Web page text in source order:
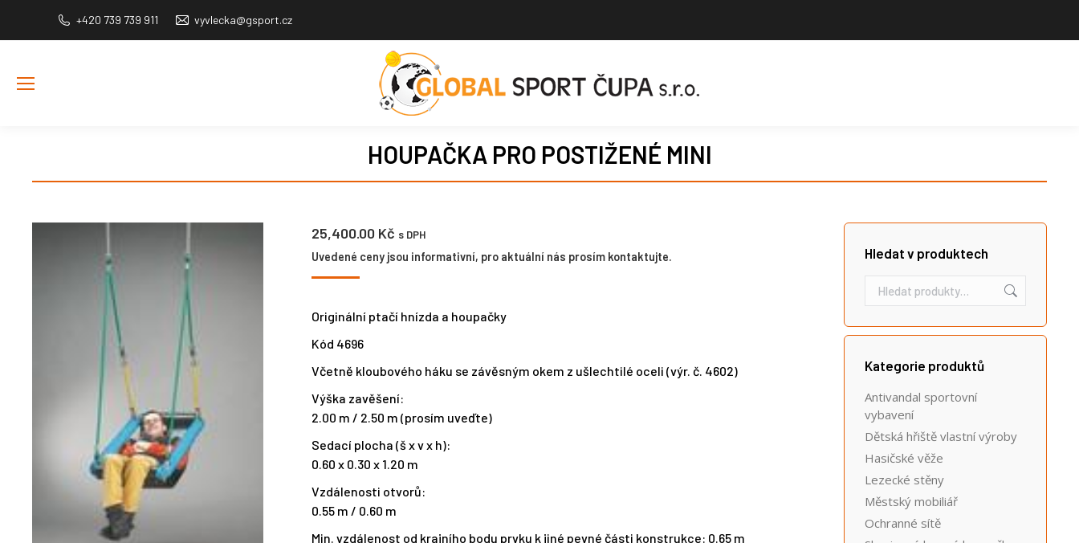
+420 739 739 911 vyvlecka@gsport.cz
HOUPAČKA PRO POSTIŽENÉ MINI
25,400.00 Kč s DPH
Uvedené ceny jsou informativní, pro aktuální nás prosím kontaktujte.
Originální ptačí hnízda a houpačky
Kód 4696
Včetně kloubového háku se závěsným okem z ušlechtilé oceli (výr. č. 4602)
Výška zavěšení:
2.00 m / 2.50 m (prosím uveďte)
Sedací plocha (š x v x h):
0.60 x 0.30 x 1.20 m
Vzdálenosti otvorů:
0.55 m / 0.60 m
Min. vzdálenost od krajního bodu prvku k jiné pevné části konstrukce: 0.65 m
Hledat v produktech
Kategorie produktů
Antivandal sportovní
vybavení
Dětská hřiště vlastní výroby
Hasičské věže
Lezecké stěny
Městský mobiliář
Ochranné sítě